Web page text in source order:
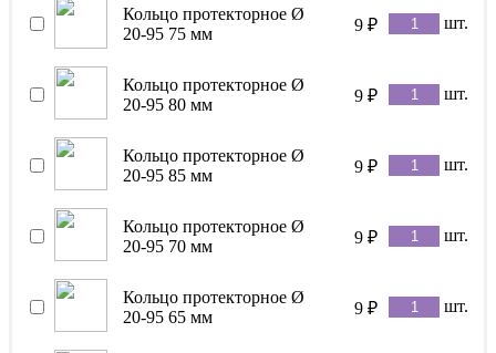
Кольцо протекторное Ø
20-95 75 мм
9 ₽ шт.
Кольцо протекторное Ø
20-95 80 мм
9 ₽ шт.
Кольцо протекторное Ø
20-95 85 мм
9 ₽ шт.
Кольцо протекторное Ø
20-95 70 мм
9 ₽ шт.
Кольцо протекторное Ø
20-95 65 мм
9 ₽ шт.